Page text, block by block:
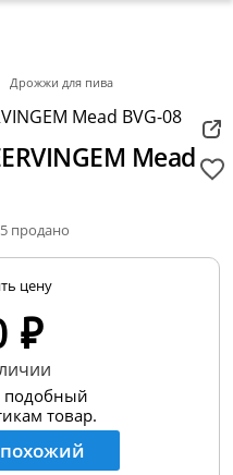
Дрожжи для пива
Mead
продано
цену
₽
подобный
товар.